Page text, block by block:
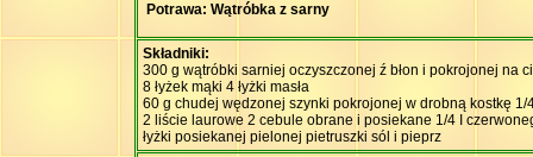
Potrawa: Wątróbka z sarny
Składniki:
300 g wątróbki sarniej oczyszczonej ź błon i pokrojonej na
8 łyżek mąki 4 łyżki masła
60 g chudej wędzonej szynki pokrojonej w drobną kostkę 1/
2 liście laurowe 2 cebule obrane i posiekane 1/4 I
łyżki posiekanej pielonej pietruszki sól i pieprz